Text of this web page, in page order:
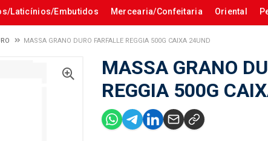
Laticínios/Embutidos Mercearia/Confeitaria Oriental
MASSA GRANO DURO FARFALLE REGGIA 500G CAIXA 24UND
MASSA GRANO
REGGIA 500G